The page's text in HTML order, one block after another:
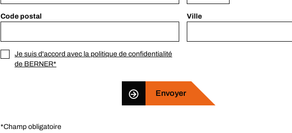
Ville
Code postal
Je suis d'accord avec la politique de confidentialité
de BERNER*
Envoyer
*Champ obligatoire